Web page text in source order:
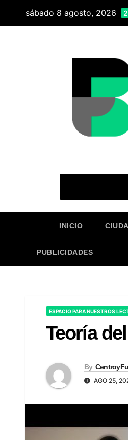
sábado 8 agosto, 2026
INICIO
PUBLICIDADES
ESPACIO PARA NUESTROS
Teoría
By
AGO 25,